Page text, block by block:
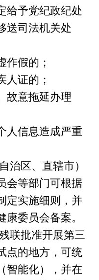
给予党纪政纪处
送司法机关处
假的；
证的；
意拖延办理
信息造成严重
区、直辖市）
会等部门可根据
定实施细则，并
委员会备案。
批准开展第三
点的地方，可统
智能化），并在